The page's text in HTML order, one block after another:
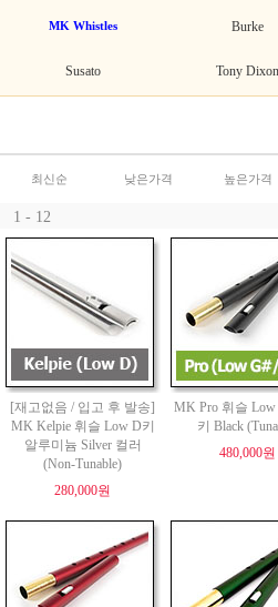
MK Whistles Burke
Susato Tony Dixon
최신순 낮은가격 높은가격
1 - 12
[재고없음 / 입고 후 발송]
MK Kelpie 휘슬 Low D키
알루미늄 Silver 컬러
(Non-Tunable)
280,000원
MK Pro 휘슬
키 Black
480,000원